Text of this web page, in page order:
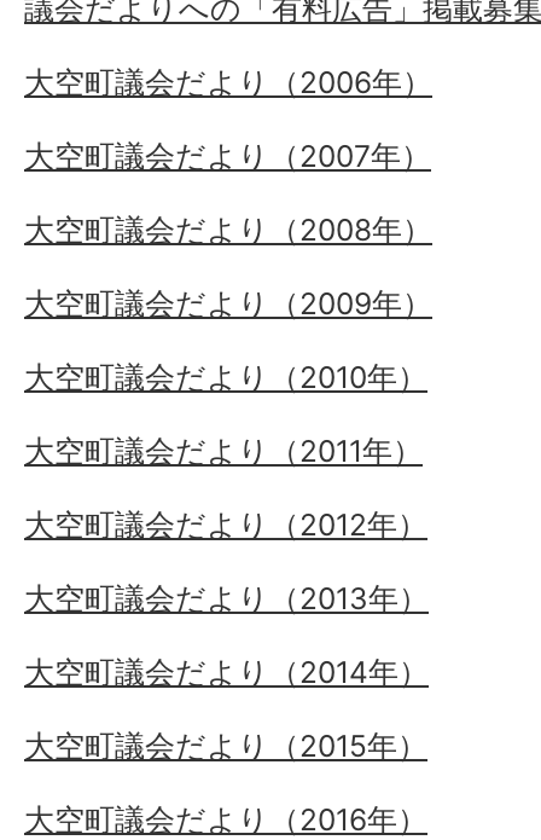
議会だよりへの「有料広告」掲載募
大空町議会だより（2006年）
大空町議会だより（2007年）
大空町議会だより（2008年）
大空町議会だより（2009年）
大空町議会だより（2010年）
大空町議会だより（2011年）
大空町議会だより（2012年）
大空町議会だより（2013年）
大空町議会だより（2014年）
大空町議会だより（2015年）
大空町議会だより（2016年）